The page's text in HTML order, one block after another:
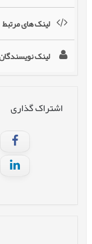
لینک های مرتبط
لینک نویسندگان
اشتراک گذاری